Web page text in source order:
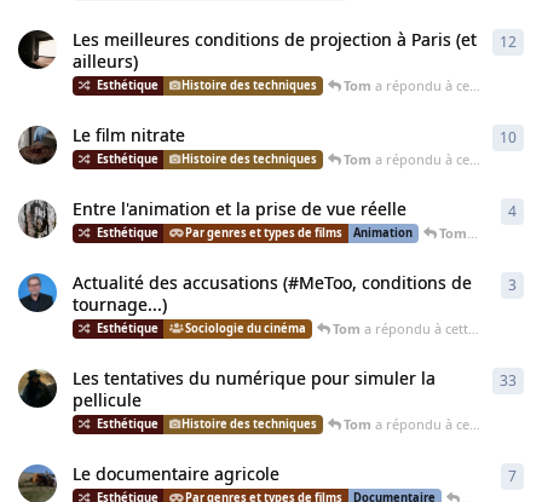
Les meilleures conditions de projection à Paris (et
ailleurs)
Histoire des techniques Tom a répondu à cette discussion
12
Le film nitrate
Histoire des techniques Tom a répondu à cette discussion
10
Entre l'animation et la prise de vue réelle
Par genres et types de films Animation Toma répondu
4
Actualité des accusations (#MeToo, conditions de
tournage...)
Sociologie du cinéma Tom a répondu à cette discussion
3
Les tentatives du numérique pour simuler la
pellicule
Histoire des techniques Tom a répondu à cette discussion
33
Le documentaire agricole
Par genres et types de films Documentaire MartaJns
7